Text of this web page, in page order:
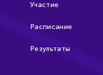
Участие
Расписание
Результаты